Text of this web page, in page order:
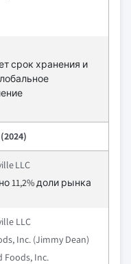
срок хранения и
LLC
11,2% доли рынка
LLC
Inc. (Jimmy Dean)
Foods, Inc.